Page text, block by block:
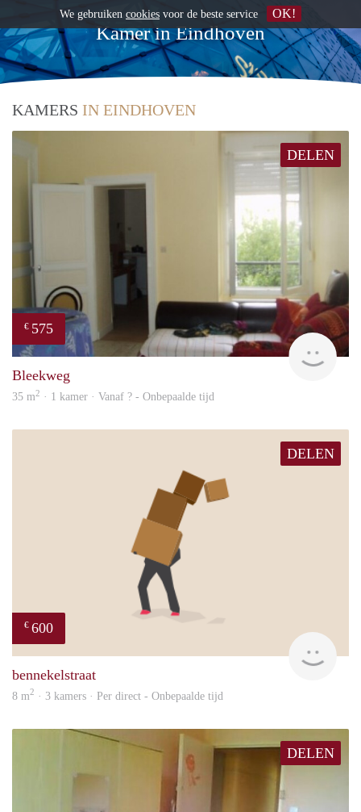
Kamer in Eindhoven
KAMERS IN EINDHOVEN
DELEN
€ 575
Bleekweg
35 m2 · 1 kamer · Vanaf ? - Onbepaalde tijd
DELEN
€ 600
bennekelstraat
8 m2 · 3 kamers · Per direct - Onbepaalde tijd
DELEN
We gebruiken cookies voor de beste service OK!